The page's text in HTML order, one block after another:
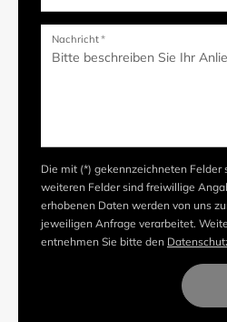
Nachricht*
Die mit (*) gekennzeichneten Felder
weiteren Felder sind freiwillige
erhobenen Daten werden von uns
jeweiligen Anfrage verarbeitet.
entnehmen Sie bitte den